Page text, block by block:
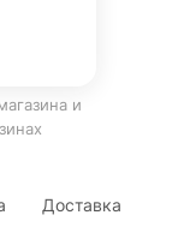
и
Доставка